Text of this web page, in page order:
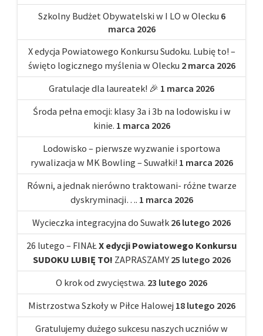
Szkolny Budżet Obywatelski w I LO w Olecku 6
marca 2026
X edycja Powiatowego Konkursu Sudoku. Lubię to! –
święto logicznego myślenia w Olecku 2 marca 2026
Gratulacje dla laureatek! 🎉 1 marca 2026
Środa pełna emocji: klasy 3a i 3b na lodowisku i w
kinie. 1 marca 2026
Lodowisko – pierwsze wyzwanie i sportowa
rywalizacja w MK Bowling – Suwałki! 1 marca 2026
Równi, a jednak nierówno traktowani- różne twarze
dyskryminacji…. 1 marca 2026
Wycieczka integracyjna do Suwałk 26 lutego 2026
26 lutego – FINAŁX edycji Powiatowego Konkursu
SUDOKU LUBIĘ TO! ZAPRASZAMY 25 lutego 2026
O krok od zwycięstwa. 23 lutego 2026
Mistrzostwa Szkoły w Piłce Halowej 18 lutego 2026
Gratulujemy dużego sukcesu naszych uczniów w